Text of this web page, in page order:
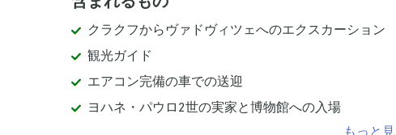
クラクフからヴァドヴィツェへのエクスカーション
観光ガイド
エアコン完備の車での送迎
ヨハネ・パウロ2世の実家と博物館への入場
もっと